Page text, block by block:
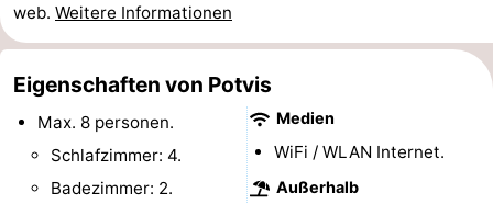
(mit
Frühstück)
Lastminutes
Strand
Sehen
web. Weitere Informationen
Eigenschaften von Potvis
Max. 8 personen.
Schlafzimmer: 4.
Badezimmer: 2.
Medien
WiFi / WLAN Internet.
Außerhalb